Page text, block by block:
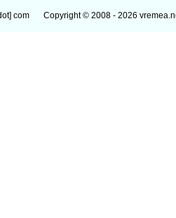
com Copyright © 2008 - 2026